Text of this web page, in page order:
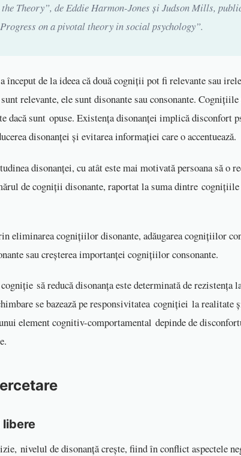
Theory”, de Eddie Harmon-Jones și Judson Mills,
on a pivotal theory in social psychology”.
început de la ideea că două cogniții pot fi relevante sau
relevante, ele sunt disonante sau consonante. Cognițiile
dacă sunt opuse. Existența disonanței implică disconfort
disonanței și evitarea informației care o accentuează.
disonanței, cu atât este mai motivată persoana să o
de cogniții disonante, raportat la suma dintre
eliminarea cognițiilor disonante, adăugarea cognițiilor
sau creșterea importanței cognițiilor consonante.
să reducă disonanța este determinată de rezistența
se bazează pe responsivitatea cogniției la realitate
element cognitiv-comportamental depinde de
libere
nivelul de disonanță crește, fiind în conflict aspectele